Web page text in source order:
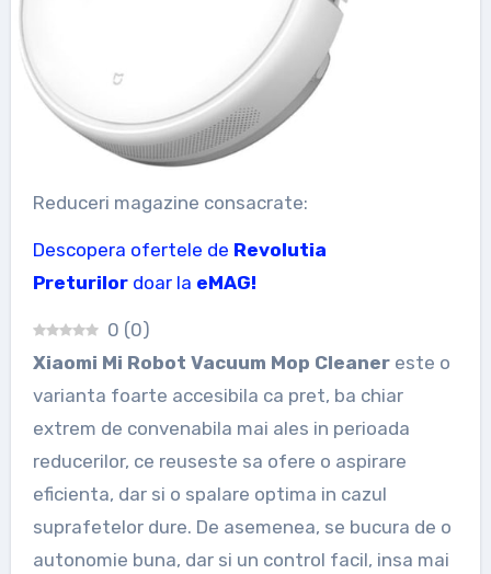
Reduceri magazine consacrate:
Descopera ofertele de Revolutia
Preturilor doar la eMAG!
0 (0)
Xiaomi Mi Robot Vacuum Mop Cleanereste o
varianta foarte accesibila ca pret, ba chiar
extrem de convenabila mai ales in perioada
reducerilor, ce reuseste sa ofere o aspirare
eficienta, dar si o spalare optima in cazul
suprafetelor dure. De asemenea, se bucura de o
autonomie buna, dar si un control facil, insa mai